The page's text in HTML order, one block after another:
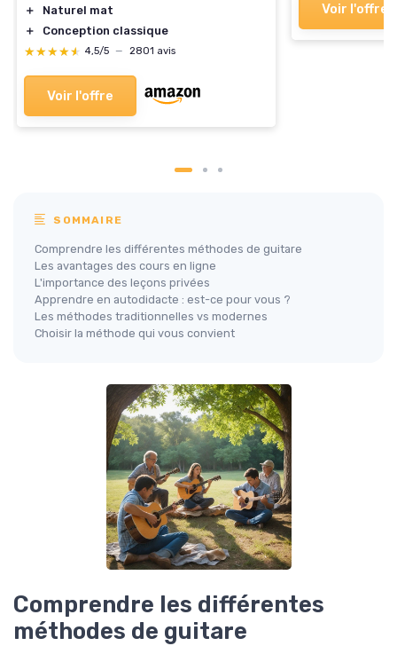
＋
Naturel mat
＋
Conception classique
★★★★★
★★★★★ 4,5/5 — 2801 avis
Voir l'offre
Voir l'offre
SOMMAIRE
Comprendre les différentes méthodes de guitare
Les avantages des cours en ligne
L'importance des leçons privées
Apprendre en autodidacte : est-ce pour vous ?
Les méthodes traditionnelles vs modernes
Choisir la méthode qui vous convient
Comprendre les différentes
méthodes de guitare